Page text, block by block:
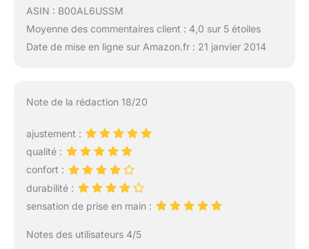
ASIN : B00AL6USSM
Moyenne des commentaires client : 4,0 sur 5 étoiles
Date de mise en ligne sur Amazon.fr : 21 janvier 2014
Note de la rédaction 18/20
ajustement :
qualité :
confort :
durabilité :
sensation de prise en main :
Notes des utilisateurs 4/5